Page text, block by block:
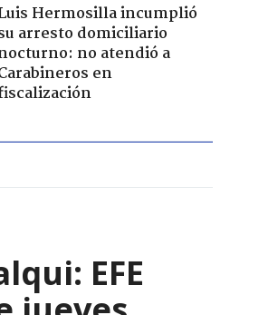
Hermosilla incumplió
arresto domiciliario
no atendió a
en
EFE